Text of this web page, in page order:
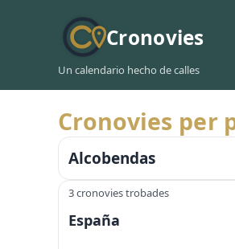
Cronovies
Un calendario hecho de calles
Cronovies per
Alcobendas
3 cronovies trobades
España